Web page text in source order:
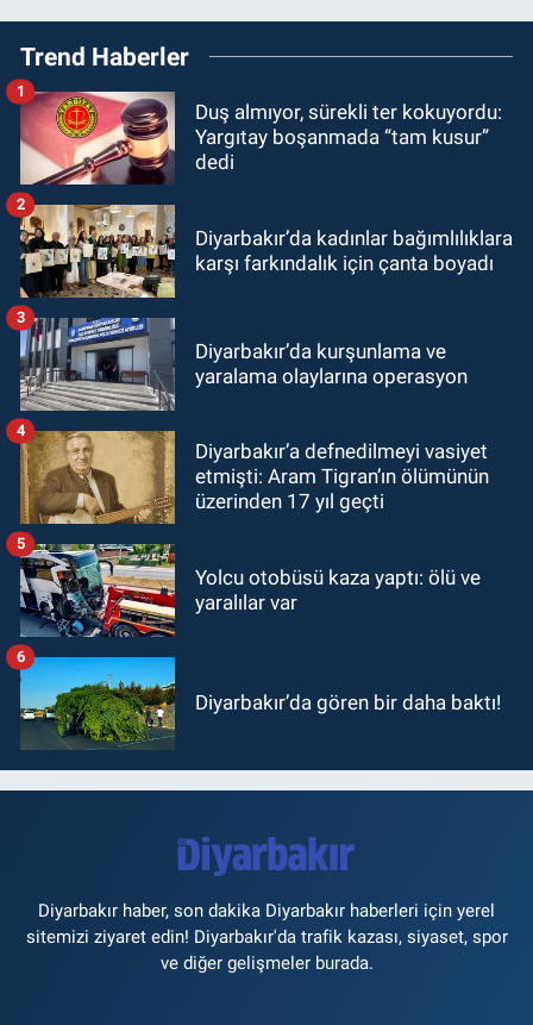
Trend Haberler
Duş almıyor, sürekli ter kokuyordu:
Yargıtay boşanmada “tam kusur”
dedi
1
Diyarbakır’da kadınlar bağımlılıklara
karşı farkındalık için çanta boyadı
2
Diyarbakır’da kurşunlama ve
yaralama olaylarına operasyon
3
Diyarbakır’a defnedilmeyi vasiyet
etmişti: Aram Tigran’ın ölümünün
üzerinden 17 yıl geçti
4
Yolcu otobüsü kaza yaptı: ölü ve
yaralılar var
5
Diyarbakır’da gören bir daha baktı!
6
Diyarbakır haber, son dakika Diyarbakır haberleri için yerel
sitemizi ziyaret edin! Diyarbakır'da trafik kazası, siyaset, spor
ve diğer gelişmeler burada.